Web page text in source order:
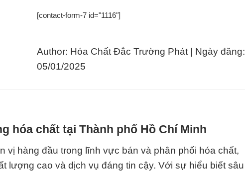
[contact-form-7 id="1116"]
Author: Hóa Chất Đắc Trường Phát | Ngày đăng:
05/01/2025
hóa chất tại Thành phố Hồ Chí Minh
vị hàng đầu trong lĩnh vực bán và phân phối hóa chất,
lượng cao và dịch vụ đáng tin cậy. Với sự hiểu biết sâu